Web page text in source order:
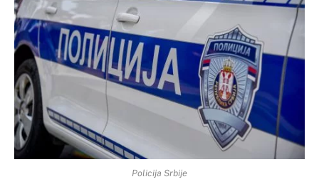
Policija Srbije